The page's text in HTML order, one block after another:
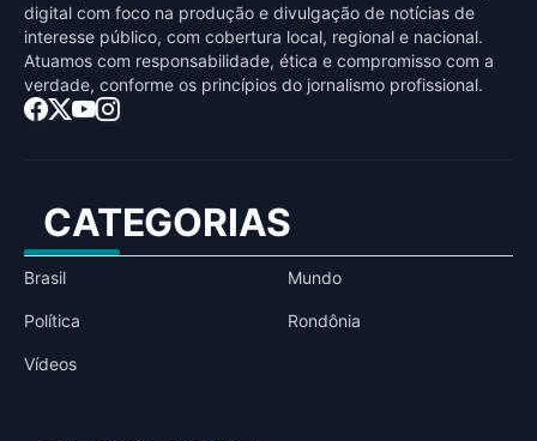
digital com foco na produção e divulgação de notícias de
interesse público, com cobertura local, regional e nacional.
Atuamos com responsabilidade, ética e compromisso com a
verdade, conforme os princípios do jornalismo profissional.
CATEGORIAS
Brasil Mundo
Política Rondônia
Vídeos